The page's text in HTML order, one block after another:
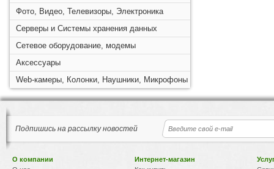
Фото, Видео, Телевизоры, Электроника
Серверы и Системы хранения данных
Сетевое оборудование, модемы
Аксессуары
Web-камеры, Колонки, Наушники, Микрофоны
Подпишись на рассылку новостей
О компании
Интернет-магазин